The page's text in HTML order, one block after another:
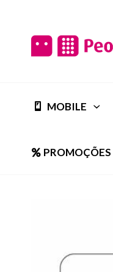
MOBILE
PROMOÇÕES